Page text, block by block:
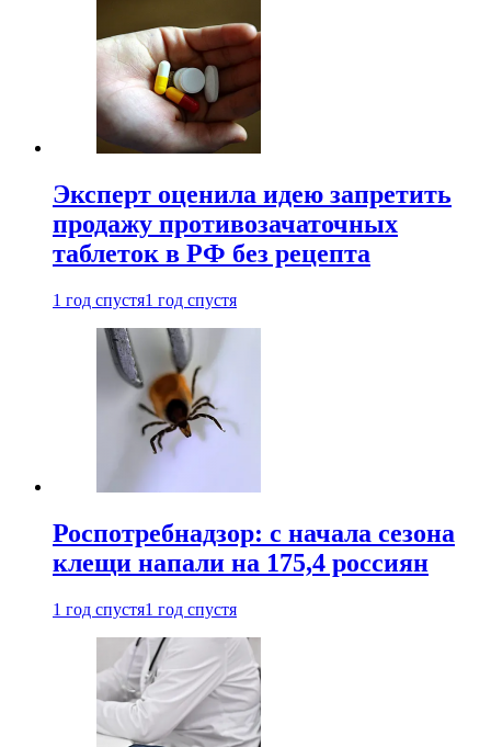
Эксперт оценила идею запретить
продажу противозачаточных
таблеток в РФ без рецепта
1 год спустя1 год спустя
Роспотребнадзор: с начала сезона
клещи напали на 175,4 россиян
1 год спустя1 год спустя